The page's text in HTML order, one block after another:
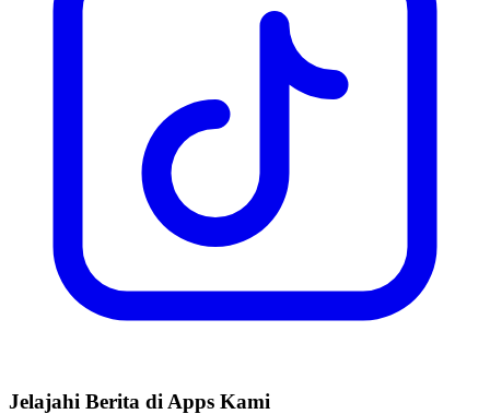
Jelajahi Berita di Apps Kami